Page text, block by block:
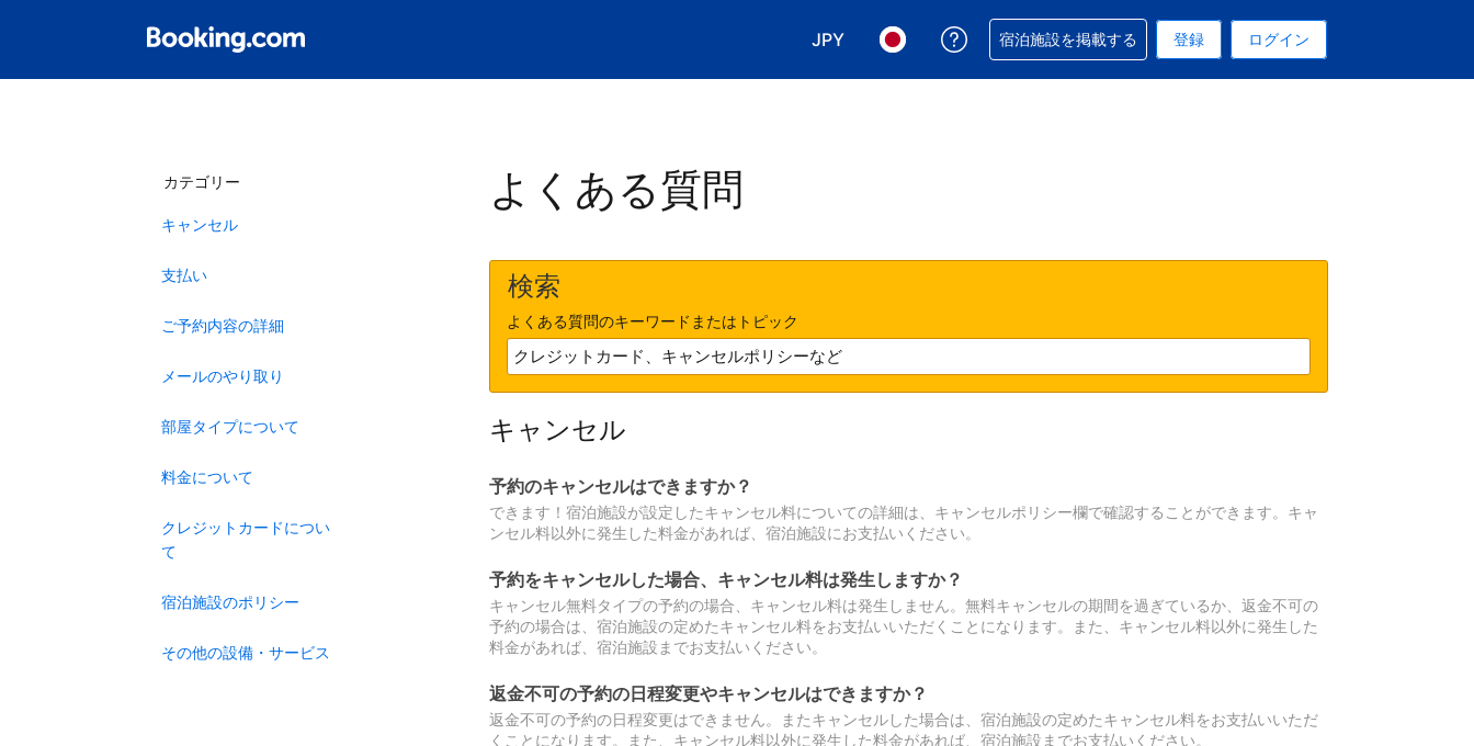
JPY
表示通貨を選択. 現在選択中の表示通貨は円です
言語を選択. 現在選択中の言語は日本語です
予約に関するサポートを受けられます
宿泊施設を掲載する 登録 ログイン
カテゴリー
キャンセル
支払い
ご予約内容の詳細
メールのやり取り
部屋タイプについて
料金について
クレジットカードについ
て
宿泊施設のポリシー
その他の設備・サービス
よくある質問
検索
よくある質問のキーワードまたはトピック
キャンセル
予約のキャンセルはできますか？
できます！宿泊施設が設定したキャンセル料についての詳細は、キャンセルポリシー欄で確認することができます。キャ
ンセル料以外に発生した料金があれば、宿泊施設にお支払いください。
予約をキャンセルした場合、キャンセル料は発生しますか？
キャンセル無料タイプの予約の場合、キャンセル料は発生しません。無料キャンセルの期間を過ぎているか、返金不可の
予約の場合は、宿泊施設の定めたキャンセル料をお支払いいただくことになります。また、キャンセル料以外に発生した
料金があれば、宿泊施設までお支払いください。
返金不可の予約の日程変更やキャンセルはできますか？
返金不可の予約の日程変更はできません。またキャンセルした場合は、宿泊施設の定めたキャンセル料をお支払いいただ
くことになります。また、キャンセル料以外に発生した料金があれば、宿泊施設までお支払いください。